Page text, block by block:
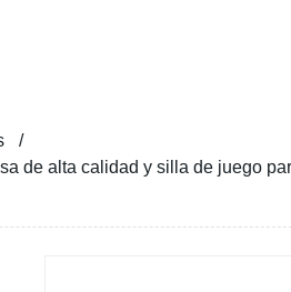
de alta calidad y silla de juego